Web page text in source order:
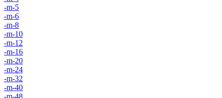
-m-5
-m-6
-m-8
-m-10
-m-12
-m-16
-m-20
-m-24
-m-32
-m-40
-m-48